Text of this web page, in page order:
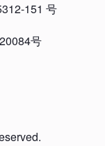
151 号
号